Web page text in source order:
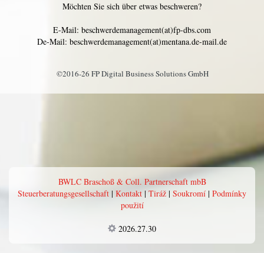
Möchten Sie sich über etwas beschweren?
E-Mail: beschwerdemanagement(at)fp-dbs.com
De-Mail: beschwerdemanagement(at)mentana.de-mail.de
©2016-26 FP Digital Business Solutions GmbH
BWLC Braschoß & Coll. Partnerschaft mbB
Steuerberatungsgesellschaft | Kontakt | Tiráž | Soukromí | Podmínky
použití
2026.27.30